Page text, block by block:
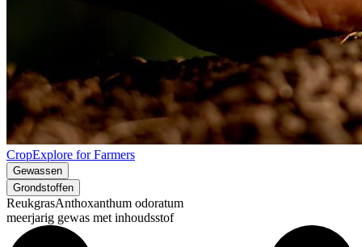
CropExplore for Farmers
Gewassen
Grondstoffen
ReukgrasAnthoxanthum odoratum
meerjarig gewas met inhoudsstof